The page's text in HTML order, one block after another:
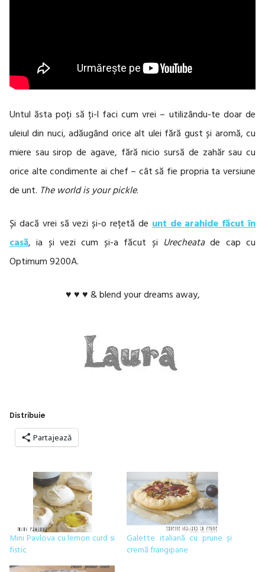
Untul ăsta poți să ți-l faci cum vrei – utilizându-te doar de
uleiul din nuci, adăugând orice alt ulei fără gust și aromă, cu
miere sau sirop de agave, fără nicio sursă de zahăr sau cu
orice alte condimente ai chef – cât să fie propria ta versiune
de unt. The world is your pickle.
Și dacă vrei să vezi și-o rețetă deunt de arahide făcut în
casă, ia și vezi cum și-a făcut și Urecheatade cap cu
Optimum 9200A.
♥ ♥ ♥ & blend your dreams away,
Distribuie
Partajează
Mini Pavlova cu lemon curd si
fistic
Galette italiană cu prune și
cremă frangipane